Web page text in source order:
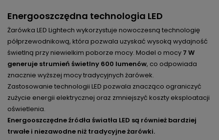
Energooszczędna technologia LED
Żarówka LED Lightech wykorzystuje nowoczesną technologię
półprzewodnikową, która pozwala uzyskać wysoką wydajność
świetlną przy niewielkim poborze mocy. Model o mocy 7 W
generuje strumień świetlny 600 lumenów, co odpowiada
znacznie wyższej mocy tradycyjnych żarówek.
Zastosowanie technologii LED pozwala znacząco ograniczyć
zużycie energii elektrycznej oraz zmniejszyć koszty eksploatacji
oświetlenia.
Energooszczędne źródła światła LED są również bardziej
trwałe i niezawodne niż tradycyjne żarówki.